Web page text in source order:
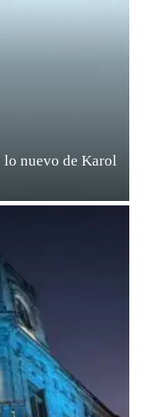
lo nuevo de Karol